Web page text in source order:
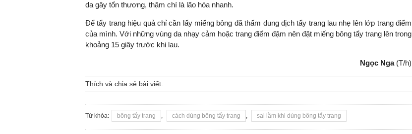
da gây tổn thương, thậm chí là lão hóa nhanh.
Để tẩy trang hiệu quả chỉ cần lấy miếng bông đã thấm dung dịch tẩy trang lau nhẹ lên lớp trang điểm
của mình. Với những vùng da nhạy cảm hoặc trang điểm đậm nên đặt miếng bông tẩy trang lên trong
khoảng 15 giây trước khi lau.
Ngọc Nga(T/h)
Thích và chia sẻ bài viết:
Từ khóa: bông tẩy trang , cách dùng bông tẩy trang , sai lầm khi dùng bông tẩy trang